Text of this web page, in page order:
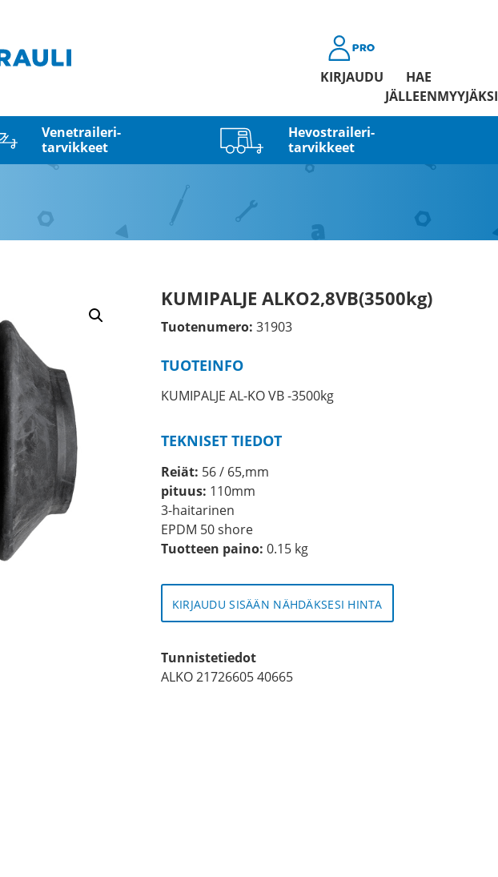
KIRJAUDU
HAE
JÄLLEENMYYJÄKSI
Venetraileri­
tarvikkeet
Hevostraileri­
tarvikkeet
KUMIPALJE ALKO2,8VB(3500kg)
Tuotenumero: 31903
TUOTEINFO
KUMIPALJE AL-KO VB -3500kg
TEKNISET TIEDOT
Reiät: 56 / 65,mm
pituus: 110mm
3-haitarinen
EPDM 50 shore
Tuotteen paino: 0.15 kg
KIRJAUDU SISÄÄN NÄHDÄKSESI HINTA
Tunnistetiedot
ALKO 21726605 40665